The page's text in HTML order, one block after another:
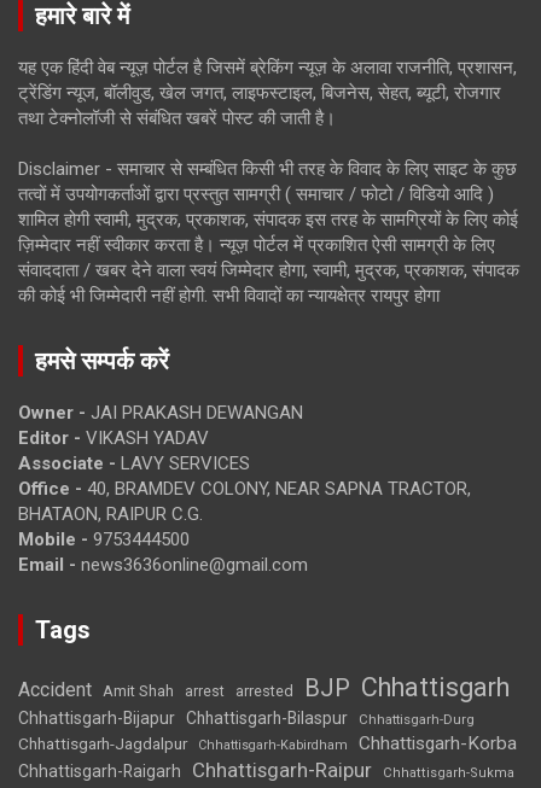
हमारे बारे में
यह एक हिंदी वेब न्यूज़ पोर्टल है जिसमें ब्रेकिंग न्यूज़ के अलावा राजनीति, प्रशासन,
ट्रेंडिंग न्यूज, बॉलीवुड, खेल जगत, लाइफस्टाइल, बिजनेस, सेहत, ब्यूटी, रोजगार
तथा टेक्नोलॉजी से संबंधित खबरें पोस्ट की जाती है।
Disclaimer - समाचार से सम्बंधित किसी भी तरह के विवाद के लिए साइट के कुछ
तत्वों में उपयोगकर्ताओं द्वारा प्रस्तुत सामग्री ( समाचार / फोटो / विडियो आदि )
शामिल होगी स्वामी, मुद्रक, प्रकाशक, संपादक इस तरह के सामग्रियों के लिए कोई
ज़िम्मेदार नहीं स्वीकार करता है। न्यूज़ पोर्टल में प्रकाशित ऐसी सामग्री के लिए
संवाददाता / खबर देने वाला स्वयं जिम्मेदार होगा, स्वामी, मुद्रक, प्रकाशक, संपादक
की कोई भी जिम्मेदारी नहीं होगी. सभी विवादों का न्यायक्षेत्र रायपुर होगा
हमसे सम्पर्क करें
Owner - JAI PRAKASH DEWANGAN
Editor - VIKASH YADAV
Associate - LAVY SERVICES
Office - 40, BRAMDEV COLONY, NEAR SAPNA TRACTOR,
BHATAON, RAIPUR C.G.
Mobile - 9753444500
Email - news3636online@gmail.com
Tags
Accident Amit Shah arrest arrested BJP Chhattisgarh
Chhattisgarh-Bijapur Chhattisgarh-Bilaspur Chhattisgarh-Durg
Chhattisgarh-Jagdalpur Chhattisgarh-Kabirdham Chhattisgarh-Korba
Chhattisgarh-Raigarh Chhattisgarh-Raipur
Chhattisgarh-Sukma